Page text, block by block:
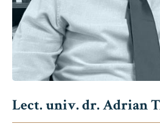
Lect. univ. dr. Adrian